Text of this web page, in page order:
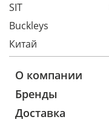
SIT
Buckleys
Китай
О компании
Бренды
Доставка